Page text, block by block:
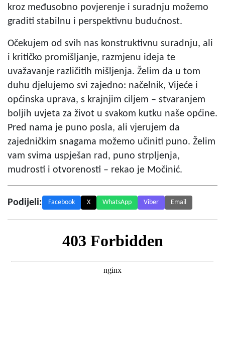
kroz međusobno povjerenje i suradnju možemo
graditi stabilnu i perspektivnu budućnost.
Očekujem od svih nas konstruktivnu suradnju, ali
i kritičko promišljanje, razmjenu ideja te
uvažavanje različitih mišljenja. Želim da u tom
duhu djelujemo svi zajedno: načelnik, Vijeće i
općinska uprava, s krajnjim ciljem – stvaranjem
boljih uvjeta za život u svakom kutku naše općine.
Pred nama je puno posla, ali vjerujem da
zajedničkim snagama možemo učiniti puno. Želim
vam svima uspješan rad, puno strpljenja,
mudrosti i otvorenosti – rekao je Močinić.
Podijeli: Facebook X WhatsApp Viber Email